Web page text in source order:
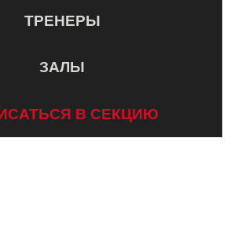
ТРЕНЕРЫ
ЗАЛЫ
В СЕКЦИЮ